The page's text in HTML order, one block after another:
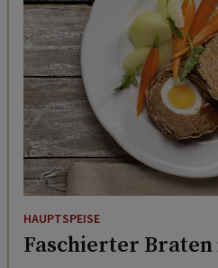
HAUPTSPEISE
Faschierter